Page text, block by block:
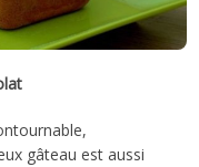
gâteau est aussi